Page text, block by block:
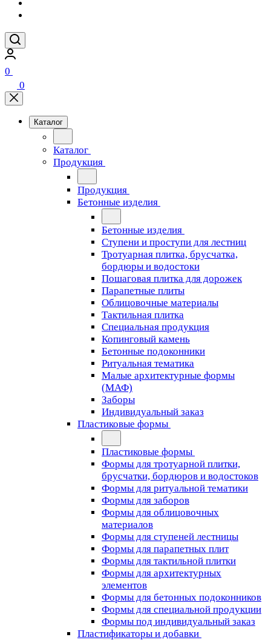
0
0
Каталог
Каталог
Продукция
Продукция
Бетонные изделия
Бетонные изделия
Ступени и проступи для лестниц
Тротуарная плитка, брусчатка,
бордюры и водостоки
Пошаговая плитка для дорожек
Парапетные плиты
Облицовочные материалы
Тактильная плитка
Специальная продукция
Копинговый камень
Бетонные подоконники
Ритуальная тематика
Малые архитектурные формы
(МАФ)
Заборы
Индивидуальный заказ
Пластиковые формы
Пластиковые формы
Формы для тротуарной плитки,
брусчатки, бордюров и водостоков
Формы для ритуальной тематики
Формы для заборов
Формы для облицовочных
материалов
Формы для ступеней лестницы
Формы для парапетных плит
Формы для тактильной плитки
Формы для архитектурных
элементов
Формы для бетонных подоконников
Формы для специальной продукции
Формы под индивидуальный заказ
Пластификаторы и добавки